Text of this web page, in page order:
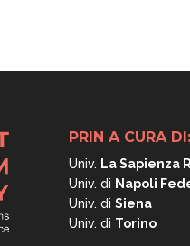
PRIN A CURA DI:
Univ. La Sapienza
Univ. di Napoli
Univ. di Siena
Univ. di Torino